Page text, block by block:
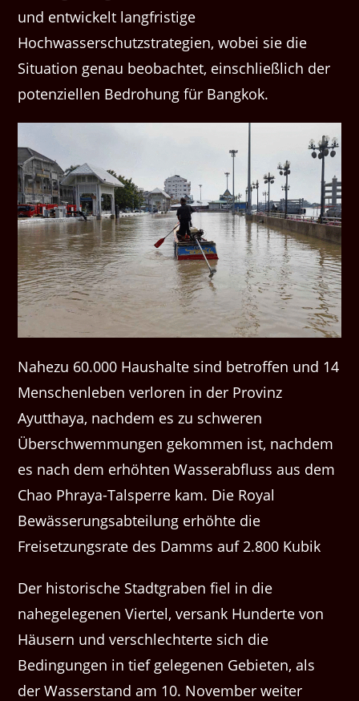
und entwickelt langfristige
Hochwasserschutzstrategien, wobei sie die
Situation genau beobachtet, einschließlich der
potenziellen Bedrohung für Bangkok.
Nahezu 60.000 Haushalte sind betroffen und 14
Menschenleben verloren in der Provinz
Ayutthaya, nachdem es zu schweren
Überschwemmungen gekommen ist, nachdem
es nach dem erhöhten Wasserabfluss aus dem
Chao Phraya-Talsperre kam. Die Royal
Bewässerungsabteilung erhöhte die
Freisetzungsrate des Damms auf 2.800 Kubik
Der historische Stadtgraben fiel in die
nahegelegenen Viertel, versank Hunderte von
Häusern und verschlechterte sich die
Bedingungen in tief gelegenen Gebieten, als
der Wasserstand am 10. November weiter